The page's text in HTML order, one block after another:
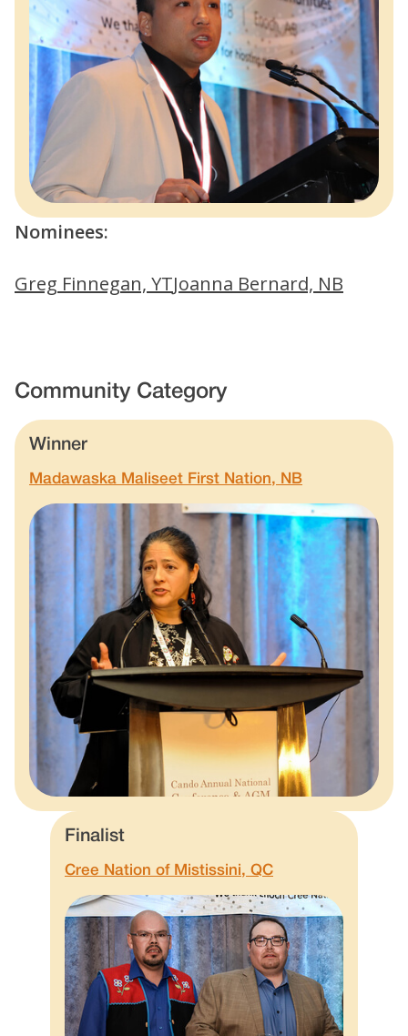
Nominees:
Greg Finnegan, YTJoanna Bernard, NB
Community Category
Winner
Madawaska Maliseet First Nation, NB
Finalist
Cree Nation of Mistissini, QC